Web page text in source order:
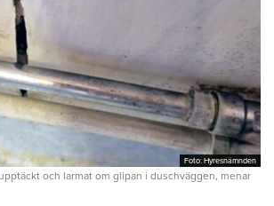
Foto: Hyresnämnden
Foto: Hyresnämnden
och larmat om glipan i duschväggen, menar